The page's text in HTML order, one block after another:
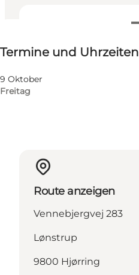
Termine und Uhrzeiten
Termine und Uhrzeiten
9 Oktober
Freitag
Website besuchen
Route anzeigen
Vennebjergvej 283
Lønstrup
9800 Hjørring